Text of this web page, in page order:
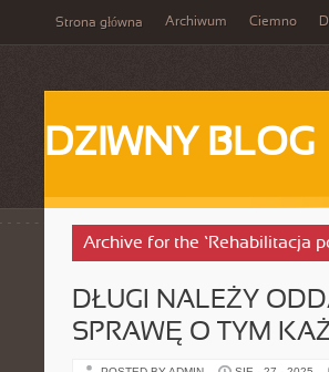
Strona główna Archiwum Ciemno
DZIWNY BLOG
Archive for the ‘Rehabilitacja
DŁUGI NALEŻY
SPRAWĘ O TYM